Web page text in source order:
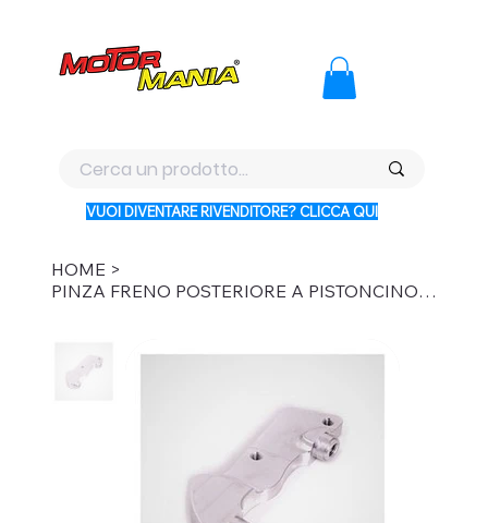
VUOI DIVENTARE RIVENDITORE? CLICCA QUI
HOME >
PINZA FRENO POSTERIORE A PISTONCINO SINGOLO